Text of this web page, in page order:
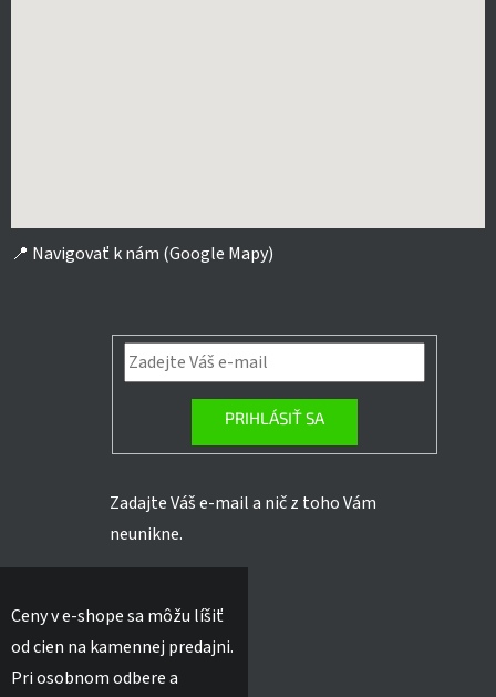
📍 Navigovať k nám (Google Mapy)
PRIHLÁSIŤ SA
Zadajte Váš e-mail a nič z toho Vám
neunikne.
Ceny v e-shope sa môžu líšiť
od cien na kamennej predajni.
Pri osobnom odbere a